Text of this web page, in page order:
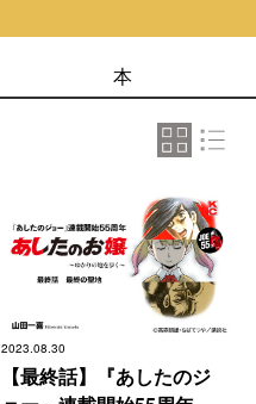
本
2023.08.30
【最終話】『あしたのジ